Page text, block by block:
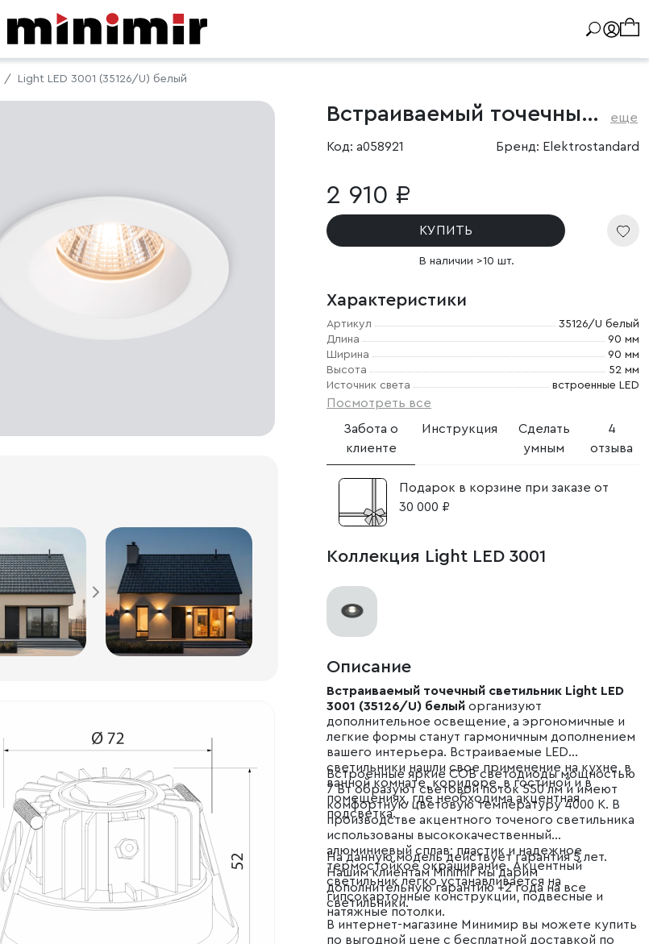
Light LED 3001 (35126/U) белый
Встраиваемый точечный светильник IP54 еще
Код: a058921 Бренд: Elektrostandard
2 910 ₽
КУПИТЬ
В наличии >10 шт.
Характеристики
Артикул
35126/U белый
Длина
90 мм
Ширина
90 мм
Высота
52 мм
Источник света
встроенные LED
Посмотреть все
Забота о
клиенте
Инструкция
Сделать
умным
4
отзыва
Подарок в корзине при заказе от
30 000 ₽
Коллекция Light LED 3001
Описание
Встраиваемый точечный светильник Light LED
3001 (35126/U) белый организуют
дополнительное освещение, а эргономичные и
легкие формы станут гармоничным дополнением
вашего интерьера. Встраиваемые LED
светильники нашли свое применение на кухне, в
ванной комнате, коридоре, в гостиной и в
помещениях, где необходима акцентная
подсветка.
Встроенные яркие COB светодиоды мощностью
7 Вт образуют световой поток 550 лм и имеют
комфортную цветовую температуру 4000 К. В
производстве акцентного точеного светильника
использованы высококачественный
алюминиевый сплав; пластик и надежное
термостойкое окрашивание. Акцентный
светильник легко устанавливается на
гипсокартонные конструкции, подвесные и
натяжные потолки.
На данную модель действует гарантия 5 лет.
Нашим клиентам Minimir мы дарим
дополнительную гарантию +2 года на все
светильники.
В интернет-магазине Минимир вы можете купить
по выгодной цене с бесплатной доставкой по